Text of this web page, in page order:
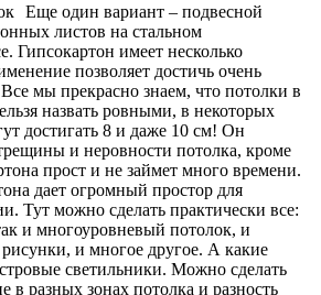
Еще один вариант – подвесной
листов на стальном
Гипсокартон имеет несколько
позволяет достичь очень
мы прекрасно знаем, что потолки в
назвать ровными, в некоторых
достигать 8 и даже 10 см! Он
и неровности потолка, кроме
прост и не займет много времени.
дает огромный простор для
Тут можно сделать практически все:
и многоуровневый потолок, и
и многое другое. А какие
светильники. Можно сделать
в разных зонах потолка и разность